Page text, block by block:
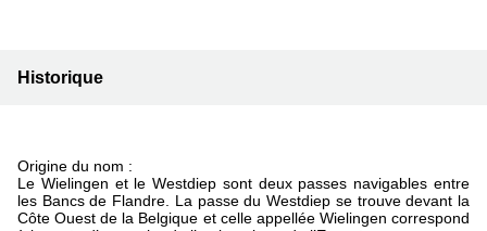
Historique
Origine du nom :
Le Wielingen et le Westdiep sont deux passes navigables entre
les Bancs de Flandre. La passe du Westdiep se trouve devant la
Côte Ouest de la Belgique et celle appellée Wielingen correspond